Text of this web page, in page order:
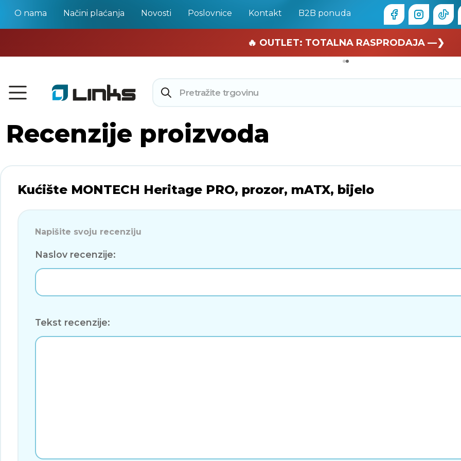
O nama Načini plaćanja Novosti Poslovnice Kontakt B2B ponuda
🏄 Zaslužuješ odmor —❯
🔥 OUTLET: TOTALNA RASPRODAJA —❯
Recenzije proizvoda
Kućište MONTECH Heritage PRO, prozor, mATX, bijelo
Napišite svoju recenziju
Naslov recenzije:
Tekst recenzije: